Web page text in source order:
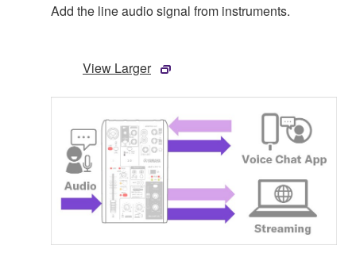
Add the line audio signal from instruments.
View Larger